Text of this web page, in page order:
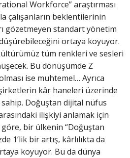
Workforce” araştırması
çalışanların beklentilerinin
gözetmeyen standart yönetim
ortaya koyuyor.
tüm renkleri ve sesleri
Bu dönüşümde Z
ise muhtemel… Ayrıca
şirketlerin kâr haneleri üzerinde
Doğuştan dijital nüfus
arasındaki ilişkiyi anlamak için
göre, bir ülkenin “Doğuştan
1’lik bir artış, kârlılıkta da
koyuyor. Bu da dünya